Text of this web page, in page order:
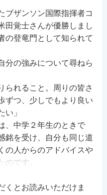
ブザンソン国際指揮者コ
田覚士さんが優勝しまし
の登竜門として知られて
分の強みについて尋ねら
られること。周りの皆さ
ずつ、少しでもより良い
い」
、中学２年生のときで
銘を受け、自分も同じ道
の人からのアドバイスや
のです。
くとお読みいただけま